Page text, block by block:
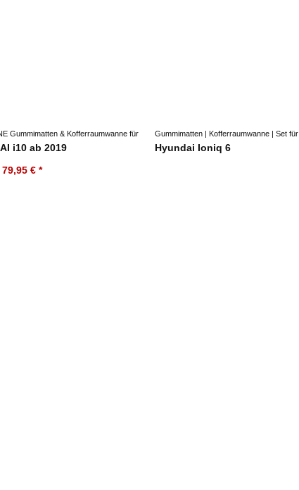
Gummimatten & Kofferraumwanne für
i10 ab 2019
79,95 € *
Gummimatten | Kofferraumwanne | Set für
Hyundai Ioniq 6